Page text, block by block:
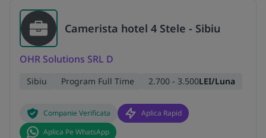
Camerista hotel 4 Stele - Sibiu
OHR Solutions SRL D
Sibiu Program Full Time 2.700 - 3.500LEI/Luna
Companie Verificata
Aplica Rapid
Aplica Pe WhatsApp